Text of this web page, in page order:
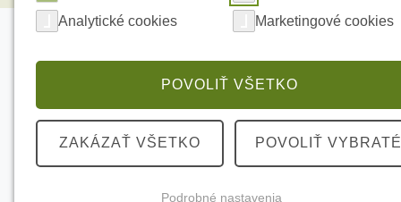
Analytické cookies
Marketingové cookies
POVOLIŤ VŠETKO
ZAKÁZAŤ VŠETKO POVOLIŤ VYBRATÉ
Podrobné nastavenia